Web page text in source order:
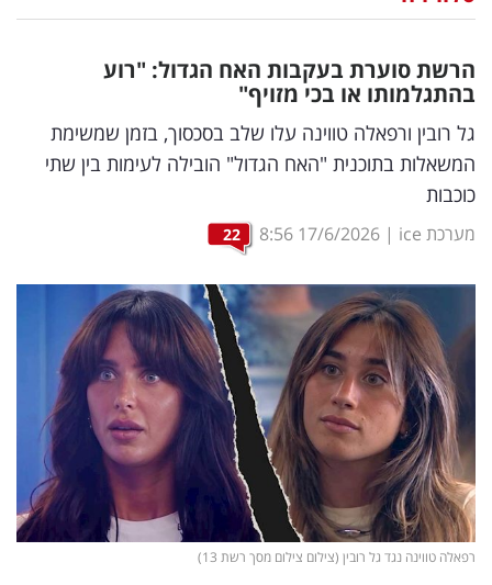
דיגיטל
וטק
שיווק
ופרסום
מדדים
ומחקרים
דעות
רכילות
עסקית
קריפטו
הרשת סוערת בעקבות האח הגדול: "רוע
בהתגלמותו או בכי מזויף"
גל רובין ורפאלה טווינה עלו שלב בסכסוך, בזמן שמשימת
המשאלות בתוכנית "האח הגדול" הובילה לעימות בין שתי
כוכבות
מערכת ice |
17/6/2026
8:56
22
רפאלה טווינה נגד גל רובין (צילום צילום מסך רשת 13)